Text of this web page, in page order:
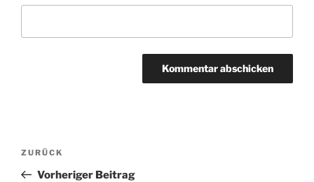
Beitragsnavigation
Vorheriger
Beitrag
ZURÜCK
Vorheriger Beitrag